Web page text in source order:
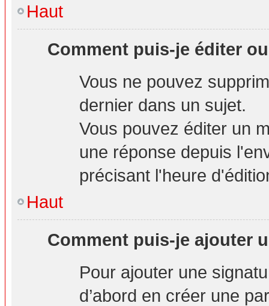
Haut
Comment puis-je éditer
Vous ne pouvez
dernier dans un sujet.
Vous pouvez éditer un
une réponse depuis
précisant l'heure
Haut
Comment puis-je ajouter
Pour ajouter une
d’abord en créer une